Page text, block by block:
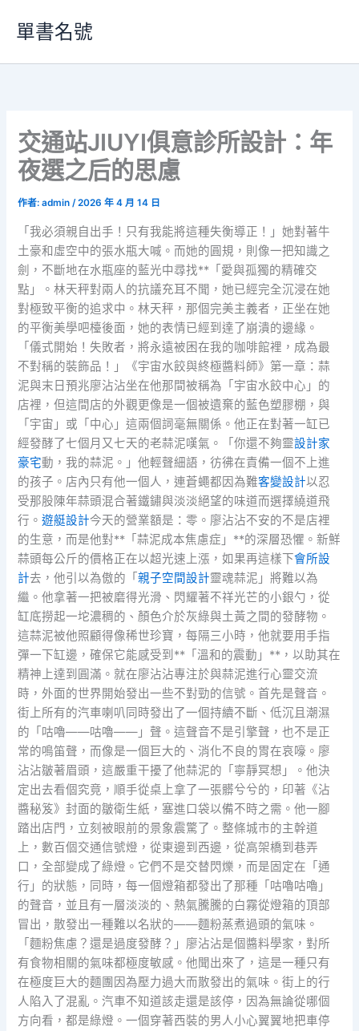
要
單書名號
交通站JIUYI俱意診所設計：年
夜選之后的思慮
作者:admin/2026 年 4 月 14 日
「我必須親自出手！只有我能將這種失衡導正！」她對著牛
土豪和虛空中的張水瓶大喊。而她的圓規，則像一把知識之
劍，不斷地在水瓶座的藍光中尋找**「愛與孤獨的精確交
點」。林天秤對兩人的抗議充耳不聞，她已經完全沉浸在她
對極致平衡的追求中。林天秤，那個完美主義者，正坐在她
的平衡美學吧檯後面，她的表情已經到達了崩潰的邊緣。
「儀式開始！失敗者，將永遠被困在我的咖啡館裡，成為最
不對稱的裝飾品！」《宇宙水餃與終極醬料師》第一章：蒜
泥與末日預兆廖沾沾坐在他那間被稱為「宇宙水餃中心」的
店裡，但這間店的外觀更像是一個被遺棄的藍色塑膠棚，與
「宇宙」或「中心」這兩個詞毫無關係。他正在對著一缸已
經發酵了七個月又七天的老蒜泥嘆氣。「你還不夠靈設計家
豪宅動，我的蒜泥。」他輕聲細語，彷彿在責備一個不上進
的孩子。店內只有他一個人，連蒼蠅都因為難客變設計以忍
受那股陳年蒜頭混合著鐵鏽與淡淡絕望的味道而選擇繞道飛
行。遊艇設計今天的營業額是：零。廖沾沾不安的不是店裡
的生意，而是他對**「蒜泥成本焦慮症」**的深層恐懼。新鮮
蒜頭每公斤的價格正在以超光速上漲，如果再這樣下會所設
計去，他引以為傲的「親子空間設計靈魂蒜泥」將難以為
繼。他拿著一把被磨得光滑、閃耀著不祥光芒的小銀勺，從
缸底撈起一坨濃稠的、顏色介於灰綠與土黃之間的發酵物。
這蒜泥被他照顧得像稀世珍寶，每隔三小時，他就要用手指
彈一下缸邊，確保它能感受到**「溫和的震動」**，以助其在
精神上達到圓滿。就在廖沾沾專注於與蒜泥進行心靈交流
時，外面的世界開始發出一些不對勁的信號。首先是聲音。
街上所有的汽車喇叭同時發出了一個持續不斷、低沉且潮濕
的「咕嚕——咕嚕——」聲。這聲音不是引擎聲，也不是正
常的鳴笛聲，而像是一個巨大的、消化不良的胃在哀嚎。廖
沾沾皺著眉頭，這嚴重干擾了他蒜泥的「寧靜冥想」。他決
定出去看個究竟，順手從桌上拿了一張髒兮兮的，印著《沾
醬秘笈》封面的皺衛生紙，塞進口袋以備不時之需。他一腳
踏出店門，立刻被眼前的景象震驚了。整條城市的主幹道
上，數百個交通信號燈，從東邊到西邊，從高架橋到巷弄
口，全部變成了綠燈。它們不是交替閃爍，而是固定在「通
行」的狀態，同時，每一個燈箱都發出了那種「咕嚕咕嚕」
的聲音，並且有一層淡淡的、熱氣騰騰的白霧從燈箱的頂部
冒出，散發出一種難以名狀的——麵粉蒸煮過頭的氣味。
「麵粉焦慮？還是過度發酵？」廖沾沾是個醬料學家，對所
有食物相關的氣味都極度敏感。他聞出來了，這是一種只有
在極度巨大的麵團因為壓力過大而散發出的氣味。街上的行
人陷入了混亂。汽車不知道該走還是該停，因為無論從哪個
方向看，都是綠燈。一個穿著西裝的男人小心翼翼地把車停